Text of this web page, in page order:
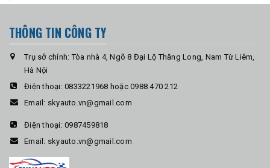
THÔNG TIN CÔNG TY
Trụ sở chính: Tòa nhà 4, Ngõ 8 Đại Lộ Thăng Long, Nam Từ Liêm,
Hà Nội
Điện thoại: 0833221968 hoặc 0988 470 212
Email: skyauto.vn@gmail.com
Điện thoại: 0987459818
Email: skyauto.vn@gmail.com